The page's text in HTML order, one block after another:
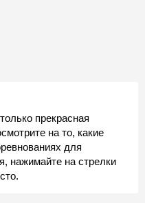
прекрасная
на то, какие
для
нажимайте на стрелки